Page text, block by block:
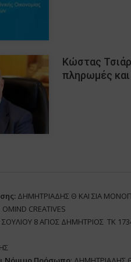
Κώστας
πληρωμές
ΔΗΜΗΤΡΙΑΔΗΣ Θ ΚΑΙ ΣΙΑ
ΟΜΙΝD CREATIVES
ΣΟΥΛΙΟΥ 8 ΑΓΙΟΣ ΔΗΜΗΤΡΙΟΣ ΤΚ